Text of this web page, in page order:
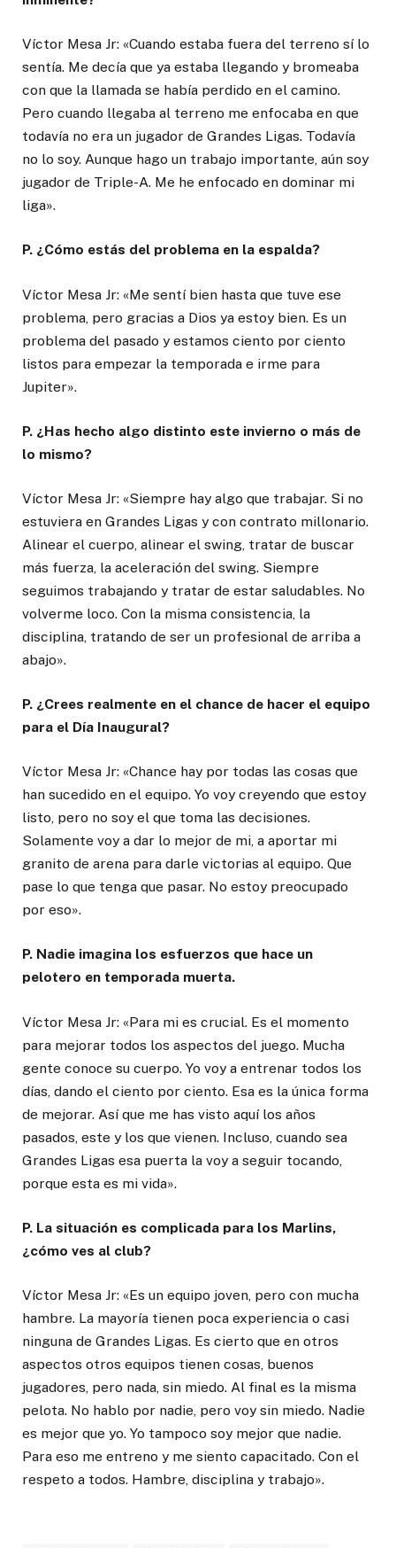
Víctor Mesa Jr: «Cuando estaba fuera del terreno sí lo
sentía. Me decía que ya estaba llegando y bromeaba
con que la llamada se había perdido en el camino.
Pero cuando llegaba al terreno me enfocaba en que
todavía no era un jugador de Grandes Ligas. Todavía
no lo soy. Aunque hago un trabajo importante, aún soy
jugador de Triple-A. Me he enfocado en dominar mi
liga».
P. ¿Cómo estás del problema en la espalda?
Víctor Mesa Jr: «Me sentí bien hasta que tuve ese
problema, pero gracias a Dios ya estoy bien. Es un
problema del pasado y estamos ciento por ciento
listos para empezar la temporada e irme para
Jupiter».
P. ¿Has hecho algo distinto este invierno o más de
lo mismo?
Víctor Mesa Jr: «Siempre hay algo que trabajar. Si no
estuviera en Grandes Ligas y con contrato millonario.
Alinear el cuerpo, alinear el swing, tratar de buscar
más fuerza, la aceleración del swing. Siempre
seguimos trabajando y tratar de estar saludables. No
volverme loco. Con la misma consistencia, la
disciplina, tratando de ser un profesional de arriba a
abajo».
P. ¿Crees realmente en el chance de hacer el equipo
para el Día Inaugural?
Víctor Mesa Jr: «Chance hay por todas las cosas que
han sucedido en el equipo. Yo voy creyendo que estoy
listo, pero no soy el que toma las decisiones.
Solamente voy a dar lo mejor de mi, a aportar mi
granito de arena para darle victorias al equipo. Que
pase lo que tenga que pasar. No estoy preocupado
por eso».
P. Nadie imagina los esfuerzos que hace un
pelotero en temporada muerta.
Víctor Mesa Jr: «Para mi es crucial. Es el momento
para mejorar todos los aspectos del juego. Mucha
gente conoce su cuerpo. Yo voy a entrenar todos los
días, dando el ciento por ciento. Esa es la única forma
de mejorar. Así que me has visto aquí los años
pasados, este y los que vienen. Incluso, cuando sea
Grandes Ligas esa puerta la voy a seguir tocando,
porque esta es mi vida».
P. La situación es complicada para los Marlins,
¿cómo ves al club?
Víctor Mesa Jr: «Es un equipo joven, pero con mucha
hambre. La mayoría tienen poca experiencia o casi
ninguna de Grandes Ligas. Es cierto que en otros
aspectos otros equipos tienen cosas, buenos
jugadores, pero nada, sin miedo. Al final es la misma
pelota. No hablo por nadie, pero voy sin miedo. Nadie
es mejor que yo. Yo tampoco soy mejor que nadie.
Para eso me entreno y me siento capacitado. Con el
respeto a todos. Hambre, disciplina y trabajo».